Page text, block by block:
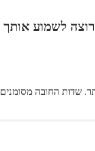
לשמוע אותך
שדות החובה מסומנים